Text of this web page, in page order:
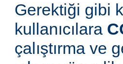
Gerektiği gibi
kullanıcılara
çalıştırma ve